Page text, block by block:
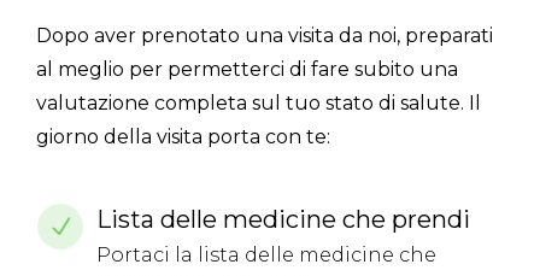
Dopo aver prenotato una visita da noi, preparati
al meglio per permetterci di fare subito una
valutazione completa sul tuo stato di salute. Il
giorno della visita porta con te:
Lista delle medicine che prendi
Portaci la lista delle medicine che